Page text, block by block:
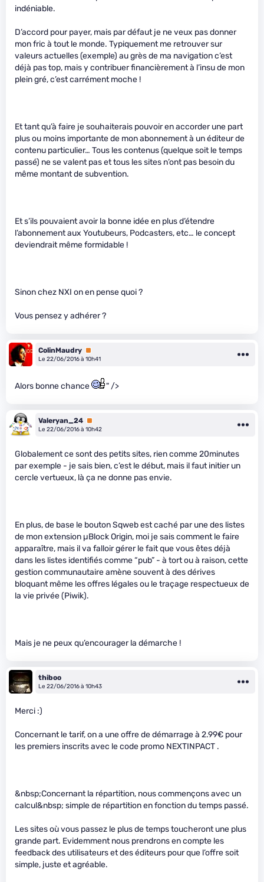
indéniable.
D’accord pour payer, mais par défaut je ne veux pas donner
mon fric à tout le monde. Typiquement me retrouver sur
valeurs actuelles (exemple) au grès de ma navigation c’est
déjà pas top, mais y contribuer financièrement à l’insu de mon
plein gré, c’est carrément moche !
Et tant qu’à faire je souhaiterais pouvoir en accorder une part
plus ou moins importante de mon abonnement à un éditeur de
contenu particulier… Tous les contenus (quelque soit le temps
passé) ne se valent pas et tous les sites n’ont pas besoin du
même montant de subvention.
Et s’ils pouvaient avoir la bonne idée en plus d’étendre
l’abonnement aux Youtubeurs, Podcasters, etc… le concept
deviendrait même formidable !
Sinon chez NXI on en pense quoi ?
Vous pensez y adhérer ?
ColinMaudry Premium
Le 22/06/2016 à 10h41
Alors bonne chance " />
Valeryan_24 Premium
Le 22/06/2016 à 10h42
Globalement ce sont des petits sites, rien comme 20minutes
par exemple - je sais bien, c’est le début, mais il faut initier un
cercle vertueux, là ça ne donne pas envie.
En plus, de base le bouton Sqweb est caché par une des listes
de mon extension µBlock Origin, moi je sais comment le faire
apparaître, mais il va falloir gérer le fait que vous êtes déjà
dans les listes identifiés comme “pub” - à tort ou à raison, cette
gestion communautaire amène souvent à des dérives
bloquant même les offres légales ou le traçage respectueux de
la vie privée (Piwik).
Mais je ne peux qu’encourager la démarche !
thiboo
Le 22/06/2016 à 10h43
Merci :)
Concernant le tarif, on a une offre de démarrage à 2.99€ pour
les premiers inscrits avec le code promo NEXTINPACT .
&nbsp;Concernant la répartition, nous commençons avec un
calcul&nbsp; simple de répartition en fonction du temps passé.
Les sites où vous passez le plus de temps toucheront une plus
grande part. Evidemment nous prendrons en compte les
feedback des utilisateurs et des éditeurs pour que l’offre soit
simple, juste et agréable.